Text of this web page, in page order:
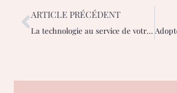
ARTICLE PRÉCÉDENT
La technologie au service de votre peau